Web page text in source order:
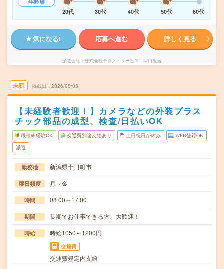
年齢層
20代
30代 40代 50代 60代
気になる! 応募へ進む 詳しく見る
派遣会社 株式会社テクノ・サービス 採用担当
未読 掲載日 2026/08/05
【未経験者歓迎！】カメラなどの外装プラス
チック部品の成型、検査/日払いOK
職種未経験OK 交通費別途支給あり 土日祝日が休み WEB登録OK
派遣
勤務地 新潟県十日町市
曜日頻度 月～金
時間 08:00～17:00
期間 長期でお仕事できる方、大歓迎！
時給 時給1050～1200円
交通費
交通費規定内支給